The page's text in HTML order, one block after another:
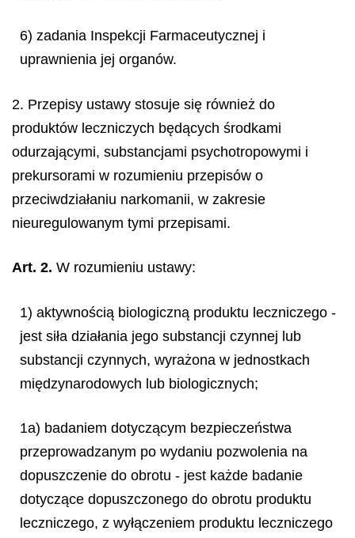
6) zadania Inspekcji Farmaceutycznej i
uprawnienia jej organów.
2. Przepisy ustawy stosuje się również do
produktów leczniczych będących środkami
odurzającymi, substancjami psychotropowymi i
prekursorami w rozumieniu przepisów o
przeciwdziałaniu narkomanii, w zakresie
nieuregulowanym tymi przepisami.
Art. 2. W rozumieniu ustawy:
1) aktywnością biologiczną produktu leczniczego -
jest siła działania jego substancji czynnej lub
substancji czynnych, wyrażona w jednostkach
międzynarodowych lub biologicznych;
1a) badaniem dotyczącym bezpieczeństwa
przeprowadzanym po wydaniu pozwolenia na
dopuszczenie do obrotu - jest każde badanie
dotyczące dopuszczonego do obrotu produktu
leczniczego, z wyłączeniem produktu leczniczego